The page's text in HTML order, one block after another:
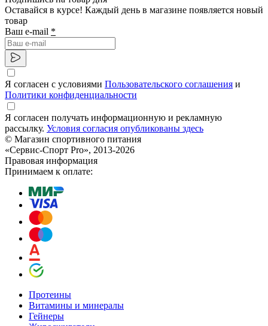
Оставайся в курсе! Каждый день в магазине появляется новый
товар
Ваш e-mail *
Я согласен с условиями Пользовательского соглашения и
Политики конфиденциальности
Я согласен получать информационную и рекламную
рассылку. Условия согласия опубликованы здесь
© Магазин спортивного питания
«Сервис-Спорт Pro», 2013-2026
Правовая информация
Принимаем к оплате:
Протеины
Витамины и минералы
Гейнеры